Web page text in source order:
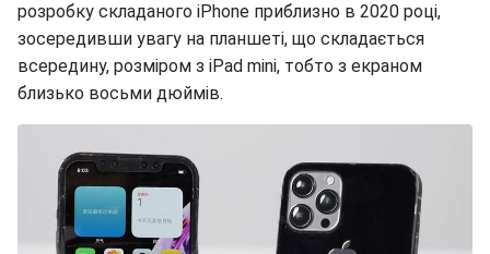
розробку складаного iPhone приблизно в 2020 році,
зосередивши увагу на планшеті, що складається
всередину, розміром з iPad mini, тобто з екраном
близько восьми дюймів.